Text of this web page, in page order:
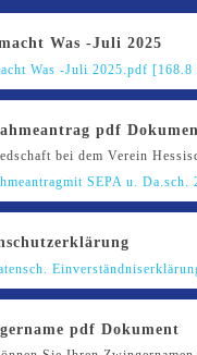
Was -Juli 2025
Was -Juli 2025.pdf
pdf
bei dem Verein
SEPA u.
pdf Dokument